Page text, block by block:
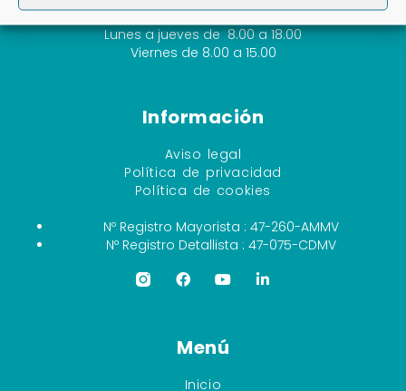
Lunes a jueves de 8.00 a 18.00
Viernes de 8.00 a 15.00
Información
Aviso legal
Política de privacidad
Política de cookies
Nº Registro Mayorista : 47-260-AMMV
Nº Registro Detallista : 47-075-CDMV
Menú
Inicio